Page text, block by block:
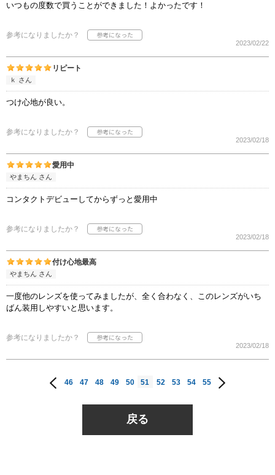
いつもの度数で買うことができました！よかったです！
参考になりましたか？
2023/02/22
リピート
ｋ さん
つけ心地が良い。
参考になりましたか？
2023/02/18
愛用中
やまちん さん
コンタクトデビューしてからずっと愛用中
参考になりましたか？
2023/02/18
付け心地最高
やまちん さん
一度他のレンズを使ってみましたが、全く合わなく、このレンズがいち
ばん装用しやすいと思います。
参考になりましたか？
2023/02/18
46 47 48 49 50 51 52 53 54 55
戻る